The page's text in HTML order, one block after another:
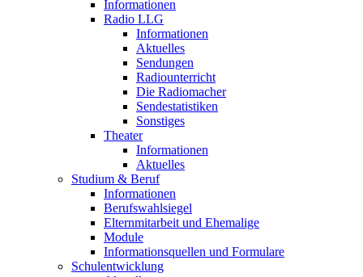
Informationen
Radio LLG
Informationen
Aktuelles
Sendungen
Radiounterricht
Die Radiomacher
Sendestatistiken
Sonstiges
Theater
Informationen
Aktuelles
Studium & Beruf
Informationen
Berufswahlsiegel
Elternmitarbeit und Ehemalige
Module
Informationsquellen und Formulare
Schulentwicklung